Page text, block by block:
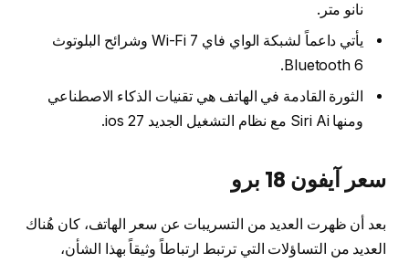
نانو متر.
يأتي داعماً لشبكة الواي فاي 7 Wi-Fi وشرائح البلوتوث
Bluetooth 6.
الثورة القادمة في الهاتف هي تقنيات الذكاء الاصطناعي
ومنها Siri Ai مع نظام التشغيل الجديد ios 27.
سعر آيفون 18 برو
بعد أن ظهرت العديد من التسريبات عن سعر الهاتف، كان هُناك
العديد من التساؤلات التي ترتبط ارتباطاً وثيقاً بهذا الشأن،